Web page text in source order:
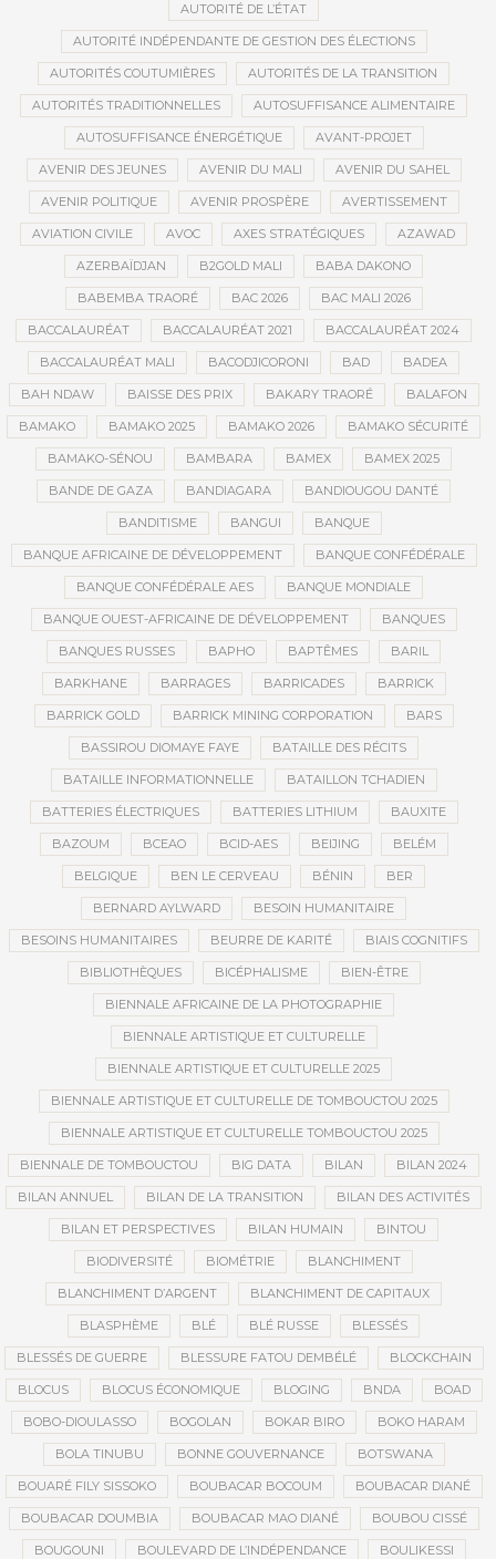
AUTORITÉ DE L’ÉTAT
AUTORITÉ INDÉPENDANTE DE GESTION DES ÉLECTIONS
AUTORITÉS COUTUMIÈRES AUTORITÉS DE LA TRANSITION
AUTORITÉS TRADITIONNELLES AUTOSUFFISANCE ALIMENTAIRE
AUTOSUFFISANCE ÉNERGÉTIQUE AVANT-PROJET
AVENIR DES JEUNES AVENIR DU MALI AVENIR DU SAHEL
AVENIR POLITIQUE AVENIR PROSPÈRE AVERTISSEMENT
AVIATION CIVILE AVOC AXES STRATÉGIQUES AZAWAD
AZERBAÏDJAN B2GOLD MALI BABA DAKONO
BABEMBA TRAORÉ BAC 2026 BAC MALI 2026
BACCALAURÉAT BACCALAURÉAT 2021 BACCALAURÉAT 2024
BACCALAURÉAT MALI BACODJICORONI BAD BADEA
BAH NDAW BAISSE DES PRIX BAKARY TRAORÉ BALAFON
BAMAKO BAMAKO 2025 BAMAKO 2026 BAMAKO SÉCURITÉ
BAMAKO-SÉNOU BAMBARA BAMEX BAMEX 2025
BANDE DE GAZA BANDIAGARA BANDIOUGOU DANTÉ
BANDITISME BANGUI BANQUE
BANQUE AFRICAINE DE DÉVELOPPEMENT BANQUE CONFÉDÉRALE
BANQUE CONFÉDÉRALE AES BANQUE MONDIALE
BANQUE OUEST-AFRICAINE DE DÉVELOPPEMENT BANQUES
BANQUES RUSSES BAPHO BAPTÊMES BARIL
BARKHANE BARRAGES BARRICADES BARRICK
BARRICK GOLD BARRICK MINING CORPORATION BARS
BASSIROU DIOMAYE FAYE BATAILLE DES RÉCITS
BATAILLE INFORMATIONNELLE BATAILLON TCHADIEN
BATTERIES ÉLECTRIQUES BATTERIES LITHIUM BAUXITE
BAZOUM BCEAO BCID-AES BEIJING BELÉM
BELGIQUE BEN LE CERVEAU BÉNIN BER
BERNARD AYLWARD BESOIN HUMANITAIRE
BESOINS HUMANITAIRES BEURRE DE KARITÉ BIAIS COGNITIFS
BIBLIOTHÈQUES BICÉPHALISME BIEN-ÊTRE
BIENNALE AFRICAINE DE LA PHOTOGRAPHIE
BIENNALE ARTISTIQUE ET CULTURELLE
BIENNALE ARTISTIQUE ET CULTURELLE 2025
BIENNALE ARTISTIQUE ET CULTURELLE DE TOMBOUCTOU 2025
BIENNALE ARTISTIQUE ET CULTURELLE TOMBOUCTOU 2025
BIENNALE DE TOMBOUCTOU BIG DATA BILAN BILAN 2024
BILAN ANNUEL BILAN DE LA TRANSITION BILAN DES ACTIVITÉS
BILAN ET PERSPECTIVES BILAN HUMAIN BINTOU
BIODIVERSITÉ BIOMÉTRIE BLANCHIMENT
BLANCHIMENT D’ARGENT BLANCHIMENT DE CAPITAUX
BLASPHÈME BLÉ BLÉ RUSSE BLESSÉS
BLESSÉS DE GUERRE BLESSURE FATOU DEMBÉLÉ BLOCKCHAIN
BLOCUS BLOCUS ÉCONOMIQUE BLOGING BNDA BOAD
BOBO-DIOULASSO BOGOLAN BOKAR BIRO BOKO HARAM
BOLA TINUBU BONNE GOUVERNANCE BOTSWANA
BOUARÉ FILY SISSOKO BOUBACAR BOCOUM BOUBACAR DIANÉ
BOUBACAR DOUMBIA BOUBACAR MAO DIANÉ BOUBOU CISSÉ
BOUGOUNI BOULEVARD DE L’INDÉPENDANCE BOULIKESSI